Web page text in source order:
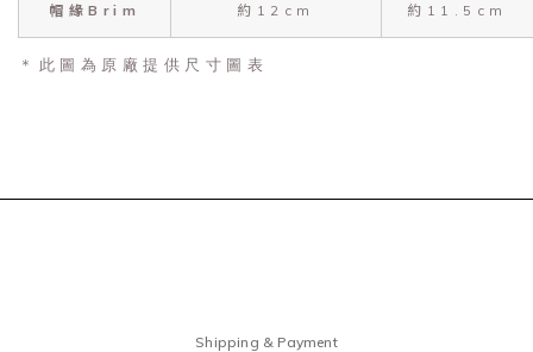
帽緣Brim 約12cm 約11.5cm
＊此圖為原廠提供尺寸圖表
Shipping & Payment